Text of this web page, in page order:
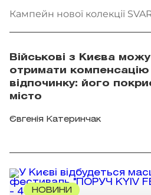
Кампейн нової колекції
Військові з Києва
отримати компенсацію
відпочинку: його
місто
Євгенія Катеринчак
НОВИНИ